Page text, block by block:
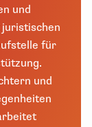
und
für
und